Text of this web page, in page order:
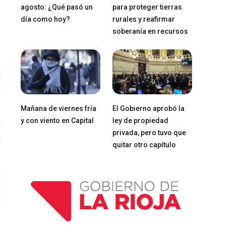
agosto: ¿Qué pasó un
día como hoy?
para proteger tierras
rurales y reafirmar
soberanía en recursos
Mañana de viernes fría
y con viento en Capital
El Gobierno aprobó la
ley de propiedad
privada, pero tuvo que
quitar otro capítulo